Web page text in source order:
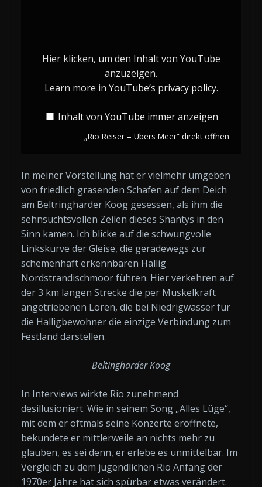
Meer“
von
YouTube
anzeigen
Hier klicken, um den Inhalt von YouTube
anzuzeigen.
Learn more in YouTube’s privacy policy.
Inhalt von YouTube immer anzeigen
„Rio Reiser – Übers Meer“ direkt öffnen
In meiner Vorstellung hat er vielmehr umgeben
von friedlich grasenden Schafen auf dem Deich
am Beltringharder Koog gesessen, als ihm die
sehnsuchtsvollen Zeilen dieses Shantys in den
Sinn kamen. Ich blicke auf die schwungvolle
Linkskurve der Gleise, die geradewegs zur
schemenhaft erkennbaren Hallig
Nordstrandischmoor führen. Hier verkehren auf
der 3 km langen Strecke die per Muskelkraft
angetriebenen Loren, die bei Niedrigwasser für
die Halligbewohner die einzige Verbindung zum
Festland darstellen.
Beltingharder Koog
In Interviews wirkte Rio zunehmend
desillusioniert. Wie in seinem Song „Alles Lüge“,
mit dem er oftmals seine Konzerte eröffnete,
bekundete er mittlerweile an nichts mehr zu
glauben, es sei denn, er erlebe es unmittelbar. Im
Vergleich zu dem jugendlichen Rio Anfang der
1970er Jahre hat sich spürbar etwas verändert.